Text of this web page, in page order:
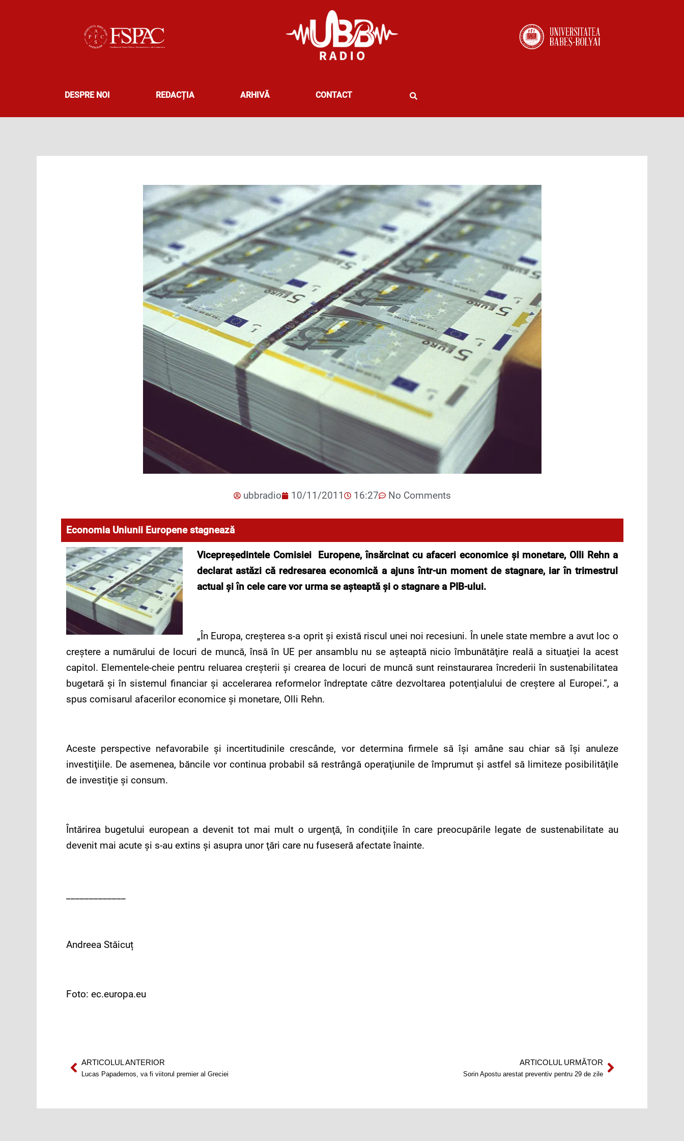
DESPRE NOI REDACȚIA ARHIVĂ CONTACT
ubbradio 10/11/2011 16:27 No Comments
Economia Uniunii Europene stagnează
Vicepreşedintele Comisiei Europene, însărcinat cu afaceri economice şi monetare, Olli Rehn a
declarat astăzi că redresarea economică a ajuns într-un moment de stagnare, iar în trimestrul
actual şi în cele care vor urma se aşteaptă şi o stagnare a PIB-ului.
„În Europa, creşterea s-a oprit şi există riscul unei noi recesiuni. În unele state membre a avut loc o
creştere a numărului de locuri de muncă, însă în UE per ansamblu nu se aşteaptă nicio îmbunătăţire reală a situaţiei la acest
capitol. Elementele-cheie pentru reluarea creşterii şi crearea de locuri de muncă sunt reinstaurarea încrederii în sustenabilitatea
bugetară şi în sistemul financiar şi accelerarea reformelor îndreptate către dezvoltarea potenţialului de creştere al Europei.”, a
spus comisarul afacerilor economice şi monetare, Olli Rehn.
Aceste perspective nefavorabile şi incertitudinile crescânde, vor determina firmele să îşi amâne sau chiar să își anuleze
investiţiile. De asemenea, băncile vor continua probabil să restrângă operaţiunile de împrumut şi astfel să limiteze posibilităţile
de investiţie şi consum.
Întărirea bugetului european a devenit tot mai mult o urgenţă, în condiţiile în care preocupările legate de sustenabilitate au
devenit mai acute şi s-au extins şi asupra unor ţări care nu fuseseră afectate înainte.
Andreea Stăicuț
Foto: ec.europa.eu
Prev
ARTICOLUL ANTERIOR
Lucas Papademos, va fi viitorul premier al Greciei
ARTICOLUL URMĂTOR
Sorin Apostu arestat preventiv pentru 29 de zileNext